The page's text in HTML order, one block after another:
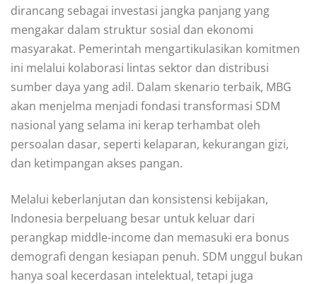
dirancang sebagai investasi jangka panjang yang
mengakar dalam struktur sosial dan ekonomi
masyarakat. Pemerintah mengartikulasikan komitmen
ini melalui kolaborasi lintas sektor dan distribusi
sumber daya yang adil. Dalam skenario terbaik, MBG
akan menjelma menjadi fondasi transformasi SDM
nasional yang selama ini kerap terhambat oleh
persoalan dasar, seperti kelaparan, kekurangan gizi,
dan ketimpangan akses pangan.
Melalui keberlanjutan dan konsistensi kebijakan,
Indonesia berpeluang besar untuk keluar dari
perangkap middle-income dan memasuki era bonus
demografi dengan kesiapan penuh. SDM unggul bukan
hanya soal kecerdasan intelektual, tetapi juga